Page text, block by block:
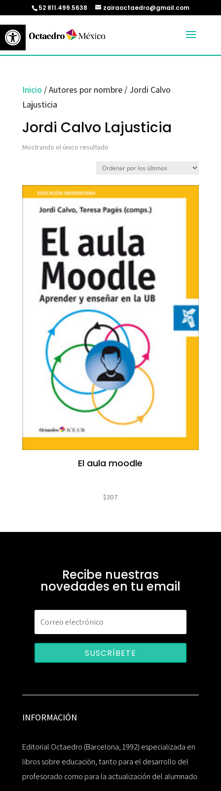
Abrir barra de herramientas
52 811.499.5638 zairaoctaedro@gmail.com
Inicio / Autores por nombre / Jordi Calvo
Lajusticia
Jordi Calvo Lajusticia
Mostrando el único resultado
El aula moodle
$307
Recibe nuestras
novedades en tu email
SUSCRÍBETE
INFORMACIÓN
Editorial Octaedro (Barcelona, 1992) especializada en
libros sobre educación, tanto para el desarrollo del
profesorado como para la actualización del alumnado.